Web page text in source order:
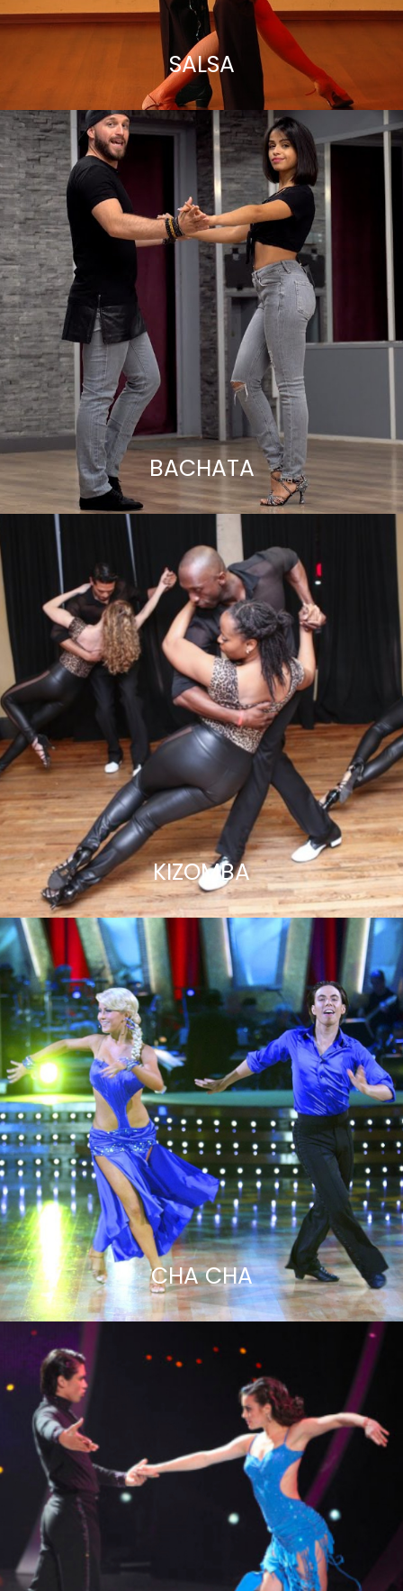
SALSA
BACHATA
KIZOMBA
CHA CHA